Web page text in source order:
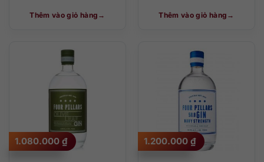
Thêm vào giỏ hàng Thêm vào giỏ hàng
1.080.000 ₫ 1.200.000 ₫